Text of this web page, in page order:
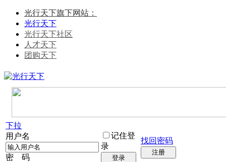
光行天下旗下网站：
光行天下
光行天下社区
人才天下
团购天下
下拉
用户名
密 码
记住登
录
登录
找回密码
注册